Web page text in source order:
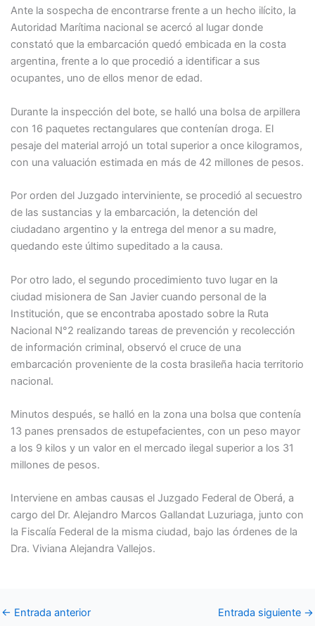
Ante la sospecha de encontrarse frente a un hecho ilícito, la
Autoridad Marítima nacional se acercó al lugar donde
constató que la embarcación quedó embicada en la costa
argentina, frente a lo que procedió a identificar a sus
ocupantes, uno de ellos menor de edad.
Durante la inspección del bote, se halló una bolsa de arpillera
con 16 paquetes rectangulares que contenían droga. El
pesaje del material arrojó un total superior a once kilogramos,
con una valuación estimada en más de 42 millones de pesos.
Por orden del Juzgado interviniente, se procedió al secuestro
de las sustancias y la embarcación, la detención del
ciudadano argentino y la entrega del menor a su madre,
quedando este último supeditado a la causa.
Por otro lado, el segundo procedimiento tuvo lugar en la
ciudad misionera de San Javier cuando personal de la
Institución, que se encontraba apostado sobre la Ruta
Nacional N°2 realizando tareas de prevención y recolección
de información criminal, observó el cruce de una
embarcación proveniente de la costa brasileña hacia territorio
nacional.
Minutos después, se halló en la zona una bolsa que contenía
13 panes prensados de estupefacientes, con un peso mayor
a los 9 kilos y un valor en el mercado ilegal superior a los 31
millones de pesos.
Interviene en ambas causas el Juzgado Federal de Oberá, a
cargo del Dr. Alejandro Marcos Gallandat Luzuriaga, junto con
la Fiscalía Federal de la misma ciudad, bajo las órdenes de la
Dra. Viviana Alejandra Vallejos.
← Entrada anterior Entrada siguiente →